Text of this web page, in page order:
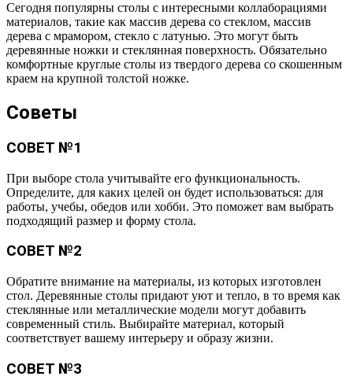
Сегодня популярны столы с интересными коллаборациями
материалов, такие как массив дерева со стеклом, массив
дерева с мрамором, стекло с латунью. Это могут быть
деревянные ножки и стеклянная поверхность. Обязательно
комфортные круглые столы из твердого дерева со скошенным
краем на крупной толстой ножке.
Советы
СОВЕТ №1
При выборе стола учитывайте его функциональность.
Определите, для каких целей он будет использоваться: для
работы, учебы, обедов или хобби. Это поможет вам выбрать
подходящий размер и форму стола.
СОВЕТ №2
Обратите внимание на материалы, из которых изготовлен
стол. Деревянные столы придают уют и тепло, в то время как
стеклянные или металлические модели могут добавить
современный стиль. Выбирайте материал, который
соответствует вашему интерьеру и образу жизни.
СОВЕТ №3